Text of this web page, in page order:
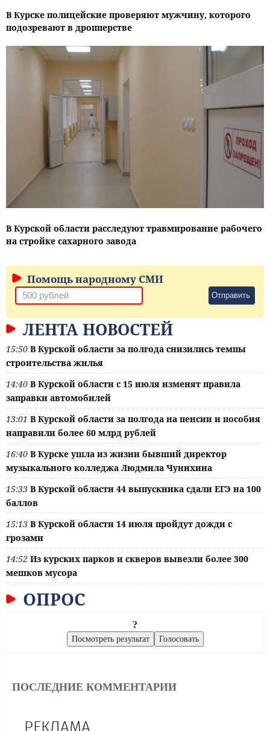
В Курске полицейские проверяют мужчину, которого
подозревают в дропперстве
В Курской области расследуют травмирование рабочего
на стройке сахарного завода
Помощь народному СМИ
Отправить
ЛЕНТА НОВОСТЕЙ
15:50 В Курской области за полгода снизились темпы
строительства жилья
14:40 В Курской области с 15 июля изменят правила
заправки автомобилей
13:01 В Курской области за полгода на пенсии и пособия
направили более 60 млрд рублей
16:40 В Курске ушла из жизни бывший директор
музыкального колледжа Людмила Чунихина
15:33 В Курской области 44 выпускника сдали ЕГЭ на 100
баллов
15:13 В Курской области 14 июля пройдут дожди с
грозами
14:52 Из курских парков и скверов вывезли более 300
мешков мусора
ОПРОС
?
ПОСЛЕДНИЕ КОММЕНТАРИИ
РЕКЛАМА